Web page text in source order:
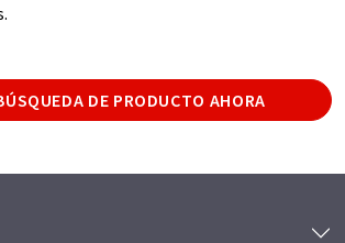
DE PRODUCTO AHORA